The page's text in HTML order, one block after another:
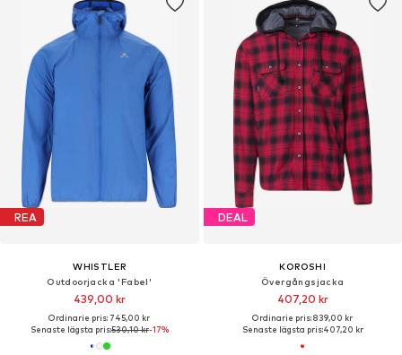
REA
WHISTLER
Outdoorjacka 'Fabel'
439,00 kr
Ordinarie pris: 745,00 kr
Senaste lägsta pris:530,10 kr-17%
DEAL
KOROSHI
Övergångsjacka
407,20 kr
Ordinarie pris: 839,00 kr
Senaste lägsta pris:407,20 kr